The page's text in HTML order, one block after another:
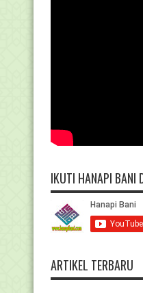
IKUTI HANAPI BANI
ARTIKEL TERBARU